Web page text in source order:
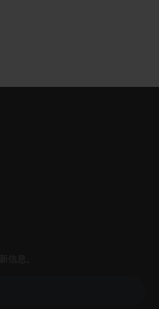
信息。